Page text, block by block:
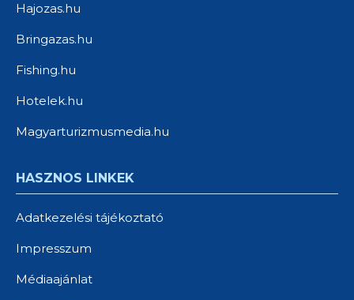
Hajozas.hu
Bringazas.hu
Fishing.hu
Hotelek.hu
Magyarturizmusmedia.hu
HASZNOS LINKEK
Adatkezelési tájékoztató
Impresszum
Médiaajánlat